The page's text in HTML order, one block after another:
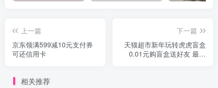
上一篇
京东领满599减10元支付券
可还信用卡
下一篇
天猫超市新年玩转虎虎盲盒
0.01元购盲盒送好友 最高
相关推荐